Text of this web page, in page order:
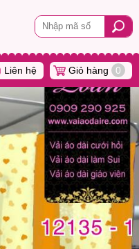
Liên hệ Giỏ hàng 0